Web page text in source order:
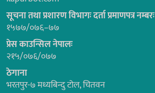
सूचना तथा प्रशारण विभागः दर्ता प्रमाणपत्र नम्बरः
१५७७/०७६–७७
प्रेस काउन्सिल नेपालः
२१५/०७६/०७७
ठेगाना
भरतपुर-७ मध्यबिन्दु टोल, चितवन